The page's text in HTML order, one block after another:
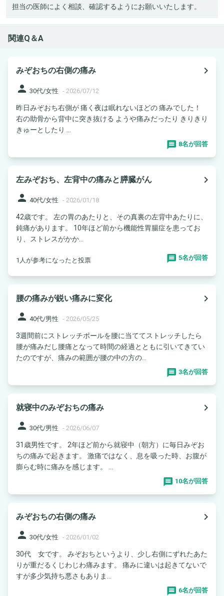
担当の医師によく相談、確認するようにお願いいたします。
関連Q＆A
みぞおちの右側の痛み
navigate_next
person 30代/女性 - 2026/07/12
昨日みぞおち右側が 痛く夜は眠れないほどの 痛みでした！
右の助骨から背中に突き抜ける ようや痛みだったり きりきり
きゅーとしたり ...
8名が回答
左みぞおち、左背中の痛みと膵臓がん
navigate_next
person 40代/女性 - 2026/01/18
42歳です。 左の胃のあたりと、その真裏の左背中あたりに、
鈍痛があります。 10年ほど前から機能性胃腸症を患ってお
り、ストレスがかか...
1人が参考になったと投票 5名が回答
腰の痛みが鋭い痛みに変化
navigate_next
person 40代/男性 - 2026/05/25
3週間前にストレッチポールを腰に当ててストレッチしたら
腰が痛みだし腰痛となって時間の経過とともに引いてきてい
たのですが、痛みの範囲が腰の中の方の...
3名が回答
就寝中のみぞおちの痛み
navigate_next
person 30代/男性 - 2026/06/07
31歳男性です。 2年ほど前から就寝中（朝方）に毎日みぞお
ちの痛みで起きます。 激痛ではなく、息を吸った時、お腹が
膨らむ時に痛みを感じます。 ...
10名が回答
みぞおちの右側の痛み
navigate_next
person 30代/女性 - 2026/01/02
30代 女です。 みぞおちというより、少し右側にずれたあた
りが重だるくじわじわ痛みます。 痛みに違いは起きてないで
すが多少気持ち悪さもありま...
6名が回答